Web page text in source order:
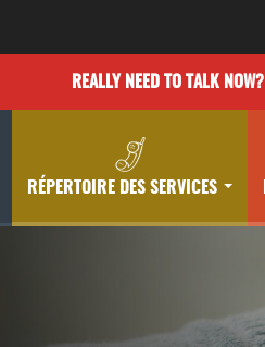
REALLY NEED TO TALK NOW?
RÉPERTOIRE DES SERVICES